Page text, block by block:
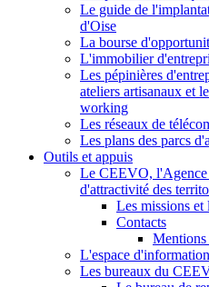
Le guide de
d'Oise
La bourse
L'immobilier
Les pépinières
ateliers artisanaux et
working
Les réseaux de
Les plans des parcs
Outils et appuis
Le CEEVO, l'Agence
d'attractivité des
Les missions et
Contacts
Mentions
L'espace
Les bureaux du